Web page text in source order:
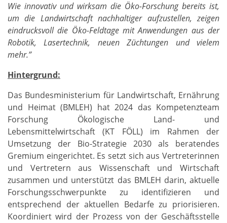
Wie innovativ und wirksam die Öko-Forschung bereits ist,
um die Landwirtschaft nachhaltiger aufzustellen, zeigen
eindrucksvoll die Öko-Feldtage mit Anwendungen aus der
Robotik, Lasertechnik, neuen Züchtungen und vielem
mehr.”
Hintergrund:
Das Bundesministerium für Landwirtschaft, Ernährung
und Heimat (BMLEH) hat 2024 das Kompetenzteam
Forschung Ökologische Land- und
Lebensmittelwirtschaft (KT FÖLL) im Rahmen der
Umsetzung der Bio-Strategie 2030 als beratendes
Gremium eingerichtet. Es setzt sich aus Vertreterinnen
und Vertretern aus Wissenschaft und Wirtschaft
zusammen und unterstützt das BMLEH darin, aktuelle
Forschungsschwerpunkte zu identifizieren und
entsprechend der aktuellen Bedarfe zu priorisieren.
Koordiniert wird der Prozess von der Geschäftsstelle